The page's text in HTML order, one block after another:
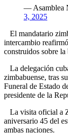
— Asamblea
3, 2025
El mandatario
intercambio
construidos sobre
La delegación
zimbabuense, tras
Funeral de Estado
presidente de la
La visita oficial a
aniversario 45 del
ambas naciones.